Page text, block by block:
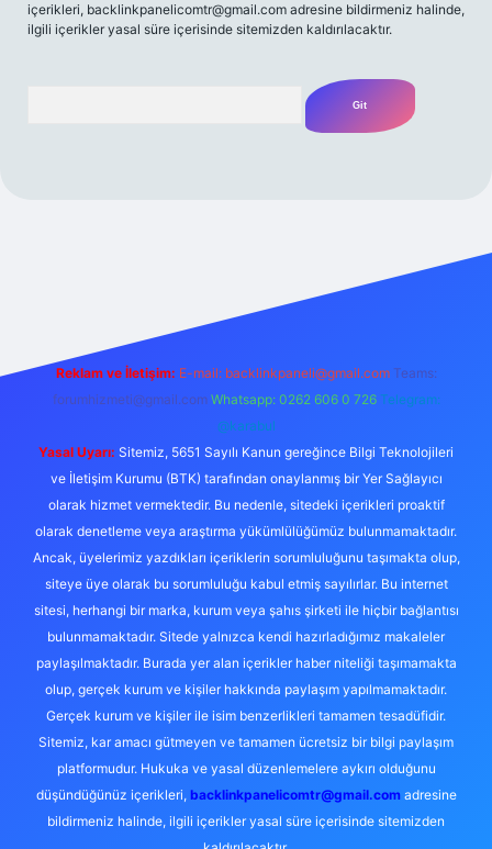
içerikleri, backlinkpanelicomtr@gmail.com adresine bildirmeniz halinde,
ilgili içerikler yasal süre içerisinde sitemizden kaldırılacaktır.
Reklam ve İletişim: E-mail: backlinkpaneli@gmail.com Teams:
forumhizmeti@gmail.com Whatsapp: 0262 606 0 726 Telegram:
@karabul
Yasal Uyarı: Sitemiz, 5651 Sayılı Kanun gereğince Bilgi Teknolojileri
ve İletişim Kurumu (BTK) tarafından onaylanmış bir Yer Sağlayıcı
olarak hizmet vermektedir. Bu nedenle, sitedeki içerikleri proaktif
olarak denetleme veya araştırma yükümlülüğümüz bulunmamaktadır.
Ancak, üyelerimiz yazdıkları içeriklerin sorumluluğunu taşımakta olup,
siteye üye olarak bu sorumluluğu kabul etmiş sayılırlar. Bu internet
sitesi, herhangi bir marka, kurum veya şahıs şirketi ile hiçbir bağlantısı
bulunmamaktadır. Sitede yalnızca kendi hazırladığımız makaleler
paylaşılmaktadır. Burada yer alan içerikler haber niteliği taşımamakta
olup, gerçek kurum ve kişiler hakkında paylaşım yapılmamaktadır.
Gerçek kurum ve kişiler ile isim benzerlikleri tamamen tesadüfidir.
Sitemiz, kar amacı gütmeyen ve tamamen ücretsiz bir bilgi paylaşım
platformudur. Hukuka ve yasal düzenlemelere aykırı olduğunu
düşündüğünüz içerikleri, backlinkpanelicomtr@gmail.comadresine
bildirmeniz halinde, ilgili içerikler yasal süre içerisinde sitemizden